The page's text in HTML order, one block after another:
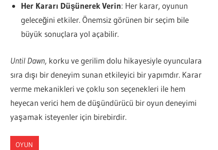
Her Kararı Düşünerek Verin: Her karar, oyunun
geleceğini etkiler. Önemsiz görünen bir seçim bile
büyük sonuçlara yol açabilir.
Until Dawn, korku ve gerilim dolu hikayesiyle oyunculara
sıra dışı bir deneyim sunan etkileyici bir yapımdır. Karar
verme mekanikleri ve çoklu son seçenekleri ile hem
heyecan verici hem de düşündürücü bir oyun deneyimi
yaşamak isteyenler için birebirdir.
OYUN